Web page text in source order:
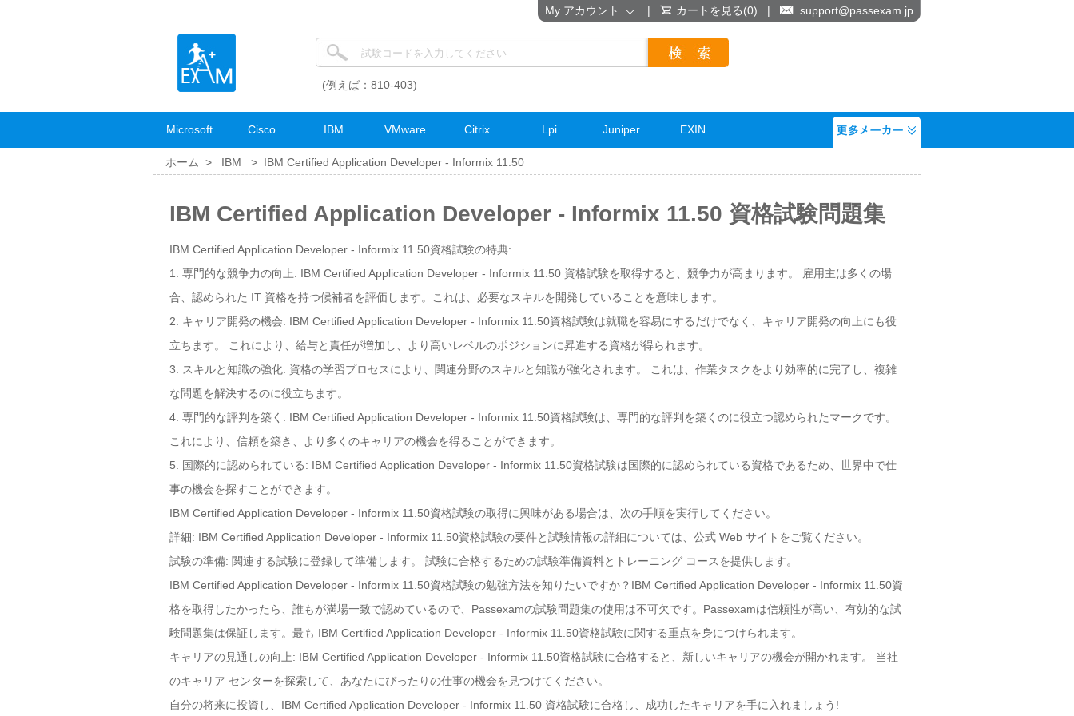
(例えば：810-403)
Microsoft Cisco IBM VMware Citrix Lpi Juniper EXIN
ホーム > IBM > IBM Certified Application Developer - Informix 11.50
IBM Certified Application Developer - Informix 11.50 資格試験問題集
IBM Certified Application Developer - Informix 11.50資格試験の特典:
1. 専門的な競争力の向上: IBM Certified Application Developer - Informix 11.50 資格試験を取得すると、競争力が高まります。 雇用主は多くの場
合、認められた IT 資格を持つ候補者を評価します。これは、必要なスキルを開発していることを意味します。
2. キャリア開発の機会: IBM Certified Application Developer - Informix 11.50資格試験は就職を容易にするだけでなく、キャリア開発の向上にも役
立ちます。 これにより、給与と責任が増加し、より高いレベルのポジションに昇進する資格が得られます。
3. スキルと知識の強化: 資格の学習プロセスにより、関連分野のスキルと知識が強化されます。 これは、作業タスクをより効率的に完了し、複雑
な問題を解決するのに役立ちます。
4. 専門的な評判を築く: IBM Certified Application Developer - Informix 11.50資格試験は、専門的な評判を築くのに役立つ認められたマークです。
これにより、信頼を築き、より多くのキャリアの機会を得ることができます。
5. 国際的に認められている: IBM Certified Application Developer - Informix 11.50資格試験は国際的に認められている資格であるため、世界中で仕
事の機会を探すことができます。
IBM Certified Application Developer - Informix 11.50資格試験の取得に興味がある場合は、次の手順を実行してください。
詳細: IBM Certified Application Developer - Informix 11.50資格試験の要件と試験情報の詳細については、公式 Web サイトをご覧ください。
試験の準備: 関連する試験に登録して準備します。 試験に合格するための試験準備資料とトレーニング コースを提供します。
IBM Certified Application Developer - Informix 11.50資格試験の勉強方法を知りたいですか？IBM Certified Application Developer - Informix 11.50資
格を取得したかったら、誰もが満場一致で認めているので、Passexamの試験問題集の使用は不可欠です。Passexamは信頼性が高い、有効的な試
験問題集は保証します。最も IBM Certified Application Developer - Informix 11.50資格試験に関する重点を身につけられます。
キャリアの見通しの向上: IBM Certified Application Developer - Informix 11.50資格試験に合格すると、新しいキャリアの機会が開かれます。 当社
のキャリア センターを探索して、あなたにぴったりの仕事の機会を見つけてください。
自分の将来に投資し、IBM Certified Application Developer - Informix 11.50 資格試験に合格し、成功したキャリアを手に入れましょう!
My アカウント | カートを見る(0) | support@passexam.jp